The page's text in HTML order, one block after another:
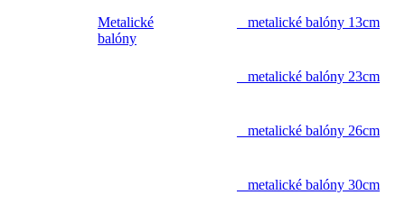
Metalické
balóny
metalické balóny 13cm
metalické balóny 23cm
metalické balóny 26cm
metalické balóny 30cm